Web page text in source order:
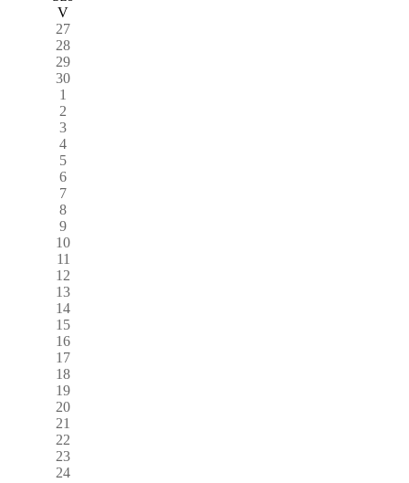
V
27
28
29
30
1
2
3
4
5
6
7
8
9
10
11
12
13
14
15
16
17
18
19
20
21
22
23
24